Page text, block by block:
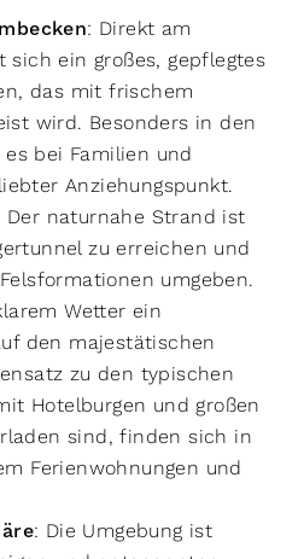
: Direkt am
sich ein großes, gepflegtes
das mit frischem
wird. Besonders in den
bei Familien und
Anziehungspunkt.
Der naturnahe Strand ist
zu erreichen und
umgeben.
Wetter ein
den majestätischen
zu den typischen
Hotelburgen und großen
sind, finden sich in
Ferienwohnungen und
: Die Umgebung ist